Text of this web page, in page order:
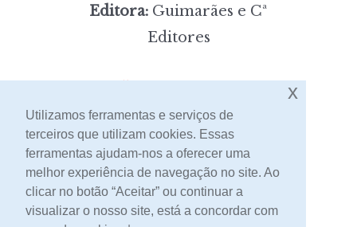
Editora: Guimarães e Cª
Editores
[portes incluídos]
Contacto
Utilizamos ferramentas e serviços de
terceiros que utilizam cookies. Essas
ferramentas ajudam-nos a oferecer uma
melhor experiência de navegação no site. Ao
clicar no botão “Aceitar” ou continuar a
visualizar o nosso site, está a concordar com
x